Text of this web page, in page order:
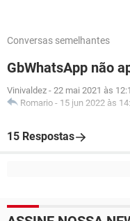
Conversas semelhantes
GbWhatsApp não
Vinivaldez - 22 mai 2021 às
Romario - 15 jun 2022 às
15 Respostas